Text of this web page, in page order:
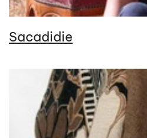
Sacadidie